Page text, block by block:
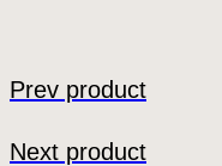
Prev product
Next product